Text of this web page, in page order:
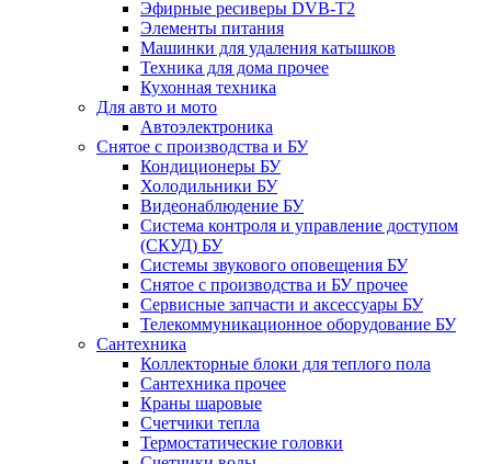
Эфирные ресиверы DVB-T2
Элементы питания
Машинки для удаления катышков
Техника для дома прочее
Кухонная техника
Для авто и мото
Автоэлектроника
Снятое с производства и БУ
Кондиционеры БУ
Холодильники БУ
Видеонаблюдение БУ
Система контроля и управление доступом
(СКУД) БУ
Системы звукового оповещения БУ
Снятое с производства и БУ прочее
Сервисные запчасти и аксессуары БУ
Телекоммуникационное оборудование БУ
Сантехника
Коллекторные блоки для теплого пола
Сантехника прочее
Краны шаровые
Счетчики тепла
Термоcтатические головки